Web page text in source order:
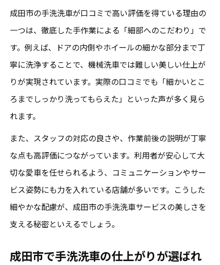
成田市の手洗洗車が口コミで高い評価を得ている理由の
一つは、徹底した手作業による「細部へのこだわり」で
す。例えば、ドアの内側やホイールの細かな部分まで丁
寧に洗浄することで、機械洗車では難しい美しい仕上が
りが実現されています。実際の口コミでも「細かいとこ
ろまでしっかり洗ってもらえた」といった声が多く見ら
れます。
また、スタッフの対応の良さや、作業前後の説明が丁寧
な点も高評価につながっています。利用者が安心して大
切な愛車を任せられるよう、コミュニケーションやサー
ビス姿勢にも力を入れている店舗が多いです。こうした
細やかな配慮が、成田市の手洗洗車サービスの美しさを
支える秘密といえるでしょう。
成田市で手洗洗車の仕上がりが選ばれ